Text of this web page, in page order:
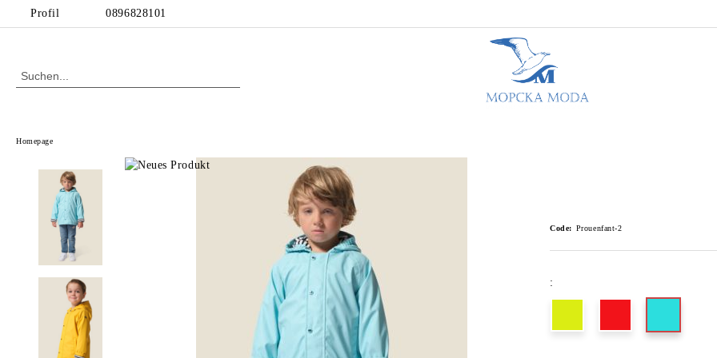
Profil 0896828101
Homepage
Code: Prouenfant-2
: